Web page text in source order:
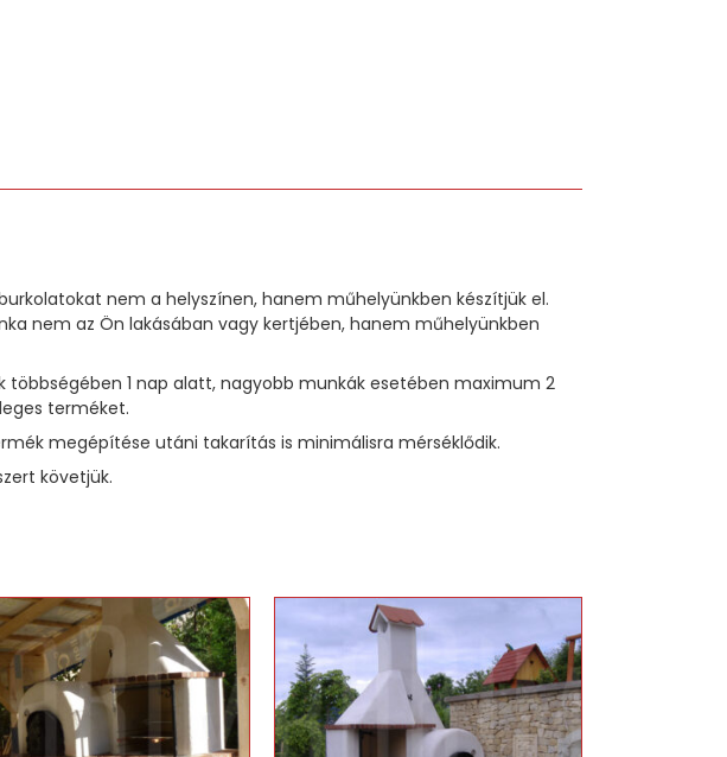
nem a helyszínen, hanem műhelyünkben készítjük el.
nem az Ön lakásában vagy kertjében, hanem műhelyünkben
1 nap alatt, nagyobb munkák esetében maximum 2
terméket.
megépítése utáni takarítás is minimálisra mérséklődik.
követjük.